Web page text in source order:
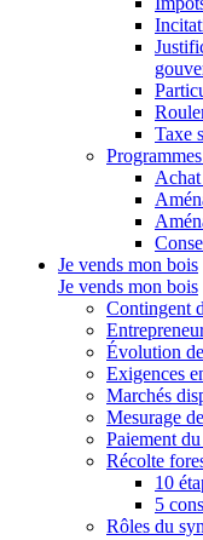
Taxe
Achat
Je vends mon bois
Je vends mon bois
Contingent
Évolution
Exigences
Marchés
Mesurage
Paiement
Récolte
10
5
Rôles du